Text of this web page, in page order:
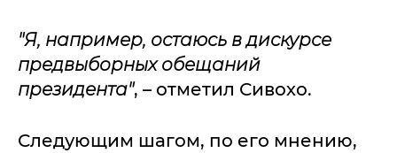
"Я, например, остаюсь в дискурсе
предвыборных обещаний
президента", – отметил Сивохо.
Следующим шагом, по его мнению,